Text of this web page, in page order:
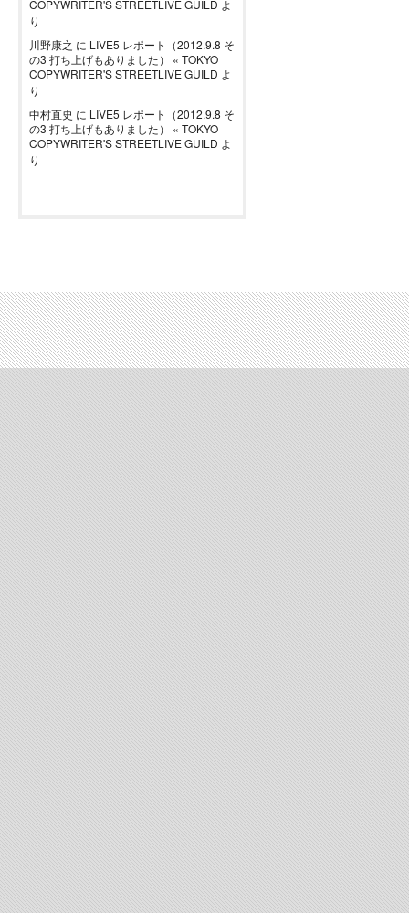
COPYWRITER'S STREETLIVE GUILD よ
り
川野康之 に LIVE5 レポート（2012.9.8 そ
の3 打ち上げもありました） « TOKYO
COPYWRITER'S STREETLIVE GUILD よ
り
中村直史 に LIVE5 レポート（2012.9.8 そ
の3 打ち上げもありました） « TOKYO
COPYWRITER'S STREETLIVE GUILD よ
り